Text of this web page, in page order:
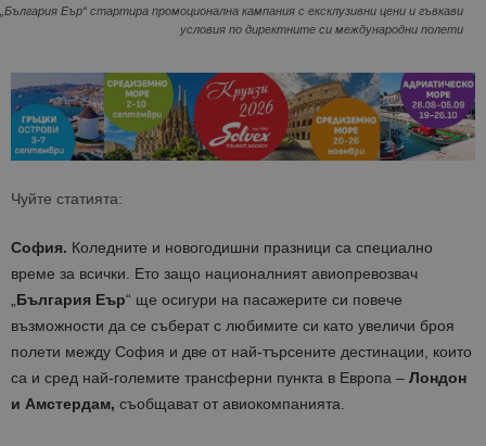
„България Еър“ стартира промоционална кампания с ексклузивни цени и гъвкави
условия по директните си международни полети
Чуйте статията:
София. Коледните и новогодишни празници са специално
време за всички. Ето защо националният авиопревозвач
„България Еър“ ще осигури на пасажерите си повече
възможности да се съберат с любимите си като увеличи броя
полети между София и две от най-търсените дестинации, които
са и сред най-големите трансферни пунктa в Европа – Лондон
и Амстердам, съобщават от авиокомпанията.